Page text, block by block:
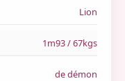
Lion
1m93 / 67kgs
de démon